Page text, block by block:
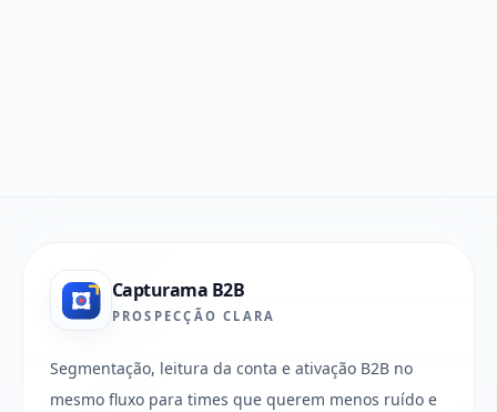
Capturama B2B
PROSPECÇÃO CLARA
Segmentação, leitura da conta e ativação B2B no
mesmo fluxo para times que querem menos ruído e